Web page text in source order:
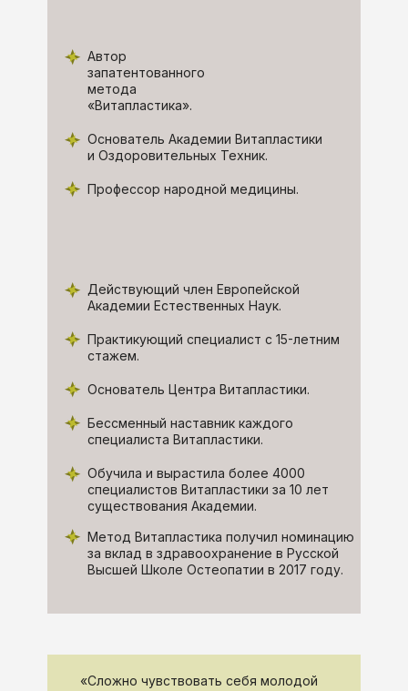
Бессменный наставник каждого
специалиста Витапластики.
Основатель Центра Витапластики.
Практикующий специалист с 15-летним
стажем.
Действующий член Европейской
Академии Естественных Наук.
Профессор народной медицины.
Основатель Академии Витапластики
и Оздоровительных Техник.
Автор
запатентованного
метода
«Витапластика».
Обучила и вырастила более 4000
специалистов Витапластики за 10 лет
существования Академии.
Метод Витапластика получил номинацию
за вклад в здравоохранение в Русской
Высшей Школе Остеопатии в 2017 году.
«Сложно чувствовать себя молодой